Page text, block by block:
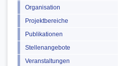
Organisation
Projektbereiche
Publikationen
Stellenangebote
Veranstaltungen